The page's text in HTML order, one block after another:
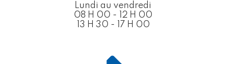
Lundi au vendredi
08 H 00 - 12 H 00
13 H 30 - 17 H 00